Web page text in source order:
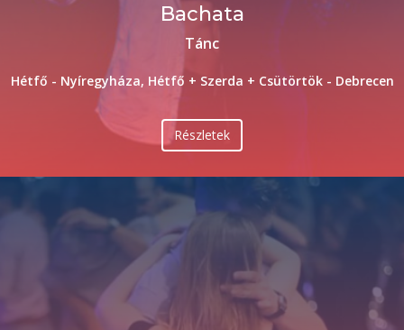
Bachata
Tánc
Hétfő - Nyíregyháza, Hétfő + Szerda + Csütörtök - Debrecen
Részletek